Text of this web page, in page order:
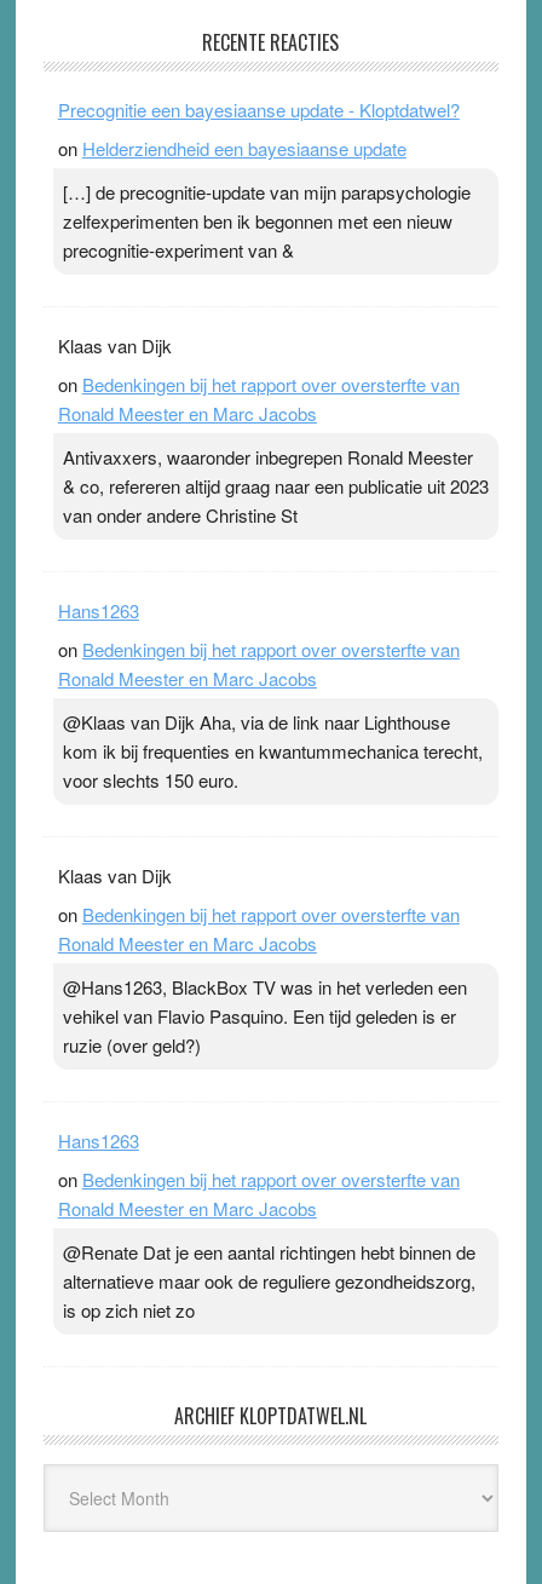
Ward van Beek
topsporters. Ze hopen ermee hun hartslag te verlagen
terwijl ze meer zuurstof opnemen. Daarop heeft zo’n
ademen’ kan goud waard zijn. Door…Lees meer
Pleisterplakkers in de topspsort ›[...]
RECENTE REACTIES
Precognitie een bayesiaanse update - Kloptdatwel?
on Helderziendheid een bayesiaanse update
[…] de precognitie-update van mijn parapsychologie
zelfexperimenten ben ik begonnen met een nieuw
precognitie-experiment van &
Klaas van Dijk
on Bedenkingen bij het rapport over oversterfte van
Ronald Meester en Marc Jacobs
Antivaxxers, waaronder inbegrepen Ronald Meester
& co, refereren altijd graag naar een publicatie uit 2023
van onder andere Christine St
Hans1263
on Bedenkingen bij het rapport over oversterfte van
Ronald Meester en Marc Jacobs
@Klaas van Dijk Aha, via de link naar Lighthouse
kom ik bij frequenties en kwantummechanica terecht,
voor slechts 150 euro.
Klaas van Dijk
on Bedenkingen bij het rapport over oversterfte van
Ronald Meester en Marc Jacobs
@Hans1263, BlackBox TV was in het verleden een
vehikel van Flavio Pasquino. Een tijd geleden is er
ruzie (over geld?)
Hans1263
on Bedenkingen bij het rapport over oversterfte van
Ronald Meester en Marc Jacobs
@Renate Dat je een aantal richtingen hebt binnen de
alternatieve maar ook de reguliere gezondheidszorg,
is op zich niet zo
ARCHIEF KLOPTDATWEL.NL
Kloptdatwel.nl